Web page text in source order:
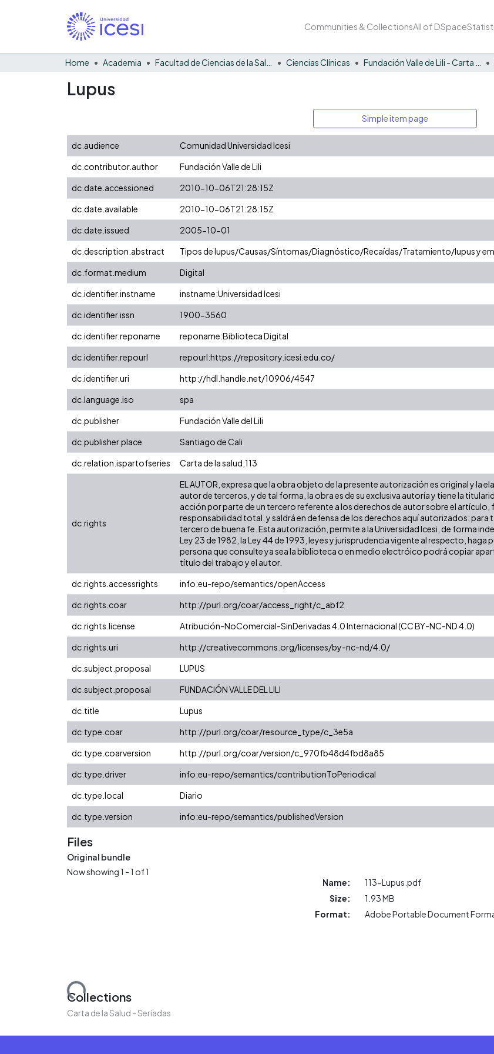
Communities & CollectionsAll of DSpace
Home Academia Ciencias Clínicas
Lupus
Simple item page
dc.audience Comunidad Universidad Icesi
dc.contributor.author
Fundación Valle de Lili
dc.date.accessioned
2010-10-06T21:28:15Z
dc.date.available
2010-10-06T21:28:15Z
dc.date.issued
2005-10-01
dc.description.abstract
Tipos de lupus/Causas/Síntomas/Diagnóstico/Recaídas/Tratamiento/lupus y
dc.format.medium
Digital
dc.identifier.instname
instname:Universidad Icesi
dc.identifier.issn
1900-3560
dc.identifier.reponame
reponame:Biblioteca Digital
dc.identifier.repourl
repourl:https://repository.icesi.edu.co/
dc.identifier.uri
http://hdl.handle.net/10906/4547
dc.language.iso
spa
dc.publisher
Fundación Valle del Lili
dc.publisher.place
Santiago de Cali
dc.relation.ispartofseries
Carta de la salud;113
dc.rights
EL AUTOR, expresa que la obra objeto de la presente autorización es original y la
autor de terceros, y de tal forma, la obra es de su exclusiva autoría y tiene la
acción por parte de un tercero referente a los derechos de autor sobre el artículo,
responsabilidad total, y saldrá en defensa de los derechos aquí autorizados;
tercero de buena fe. Esta autorización, permite a la Universidad Icesi, de forma
Ley 23 de 1982, la Ley 44 de 1993, leyes y jurisprudencia vigente al respecto,
persona que consulte ya sea la biblioteca o en medio electróico podrá copiar
título del trabajo y el autor.
dc.rights.accessrights info:eu-repo/semantics/openAccess
dc.rights.coar
http://purl.org/coar/access_right/c_abf2
dc.rights.license
Atribución-NoComercial-SinDerivadas 4.0 Internacional (CC BY-NC-ND 4.0)
dc.rights.uri
http://creativecommons.org/licenses/by-nc-nd/4.0/
dc.subject.proposal
LUPUS
dc.subject.proposal
FUNDACIÓN VALLE DEL LILI
dc.title
Lupus
dc.type.coar
http://purl.org/coar/resource_type/c_3e5a
dc.type.coarversion
http://purl.org/coar/version/c_970fb48d4fbd8a85
dc.type.driver
info:eu-repo/semantics/contributionToPeriodical
dc.type.local
Diario
dc.type.version
info:eu-repo/semantics/publishedVersion
Files
Original bundle
Now showing1 - 1 of 1
Loading...
Name:
113-Lupus.pdf
Size:
1.93 MB
Format:
Adobe Portable Document
Collections
Carta de la Salud - Seriadas